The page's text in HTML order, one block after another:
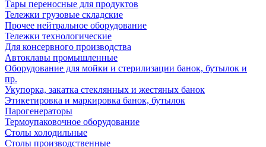
Тары переносные для продуктов
Тележки грузовые складские
Прочее нейтральное оборудование
Тележки технологические
Для консервного производства
Автоклавы промышленные
Оборудование для мойки и стерилизации банок, бутылок и
пр.
Укупорка, закатка стеклянных и жестяных банок
Этикетировка и маркировка банок, бутылок
Парогенераторы
Термоупаковочное оборудование
Столы холодильные
Столы производственные